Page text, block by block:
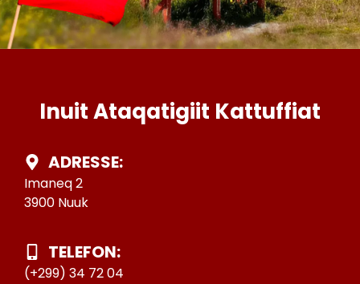
Inuit Ataqatigiit Kattuffiat
ADRESSE:
Imaneq 2
3900 Nuuk
TELEFON:
(+299) 34 72 04